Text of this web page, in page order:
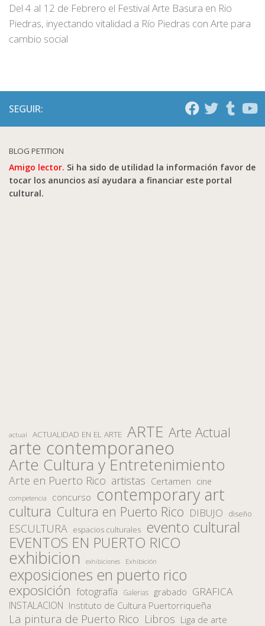
Del 4 al 12 de Febrero el Festival Arte Basura en Rio
Piedras, inyectando vitalidad a Río Piedras con Arte para
cambio social
SEGUIR:
BLOG PETITION
Amigo lector. Si ha sido de utilidad la información favor de
tocar los anuncios así ayudara a financiar este portal
cultural.
actual ACTUALIDAD EN EL ARTE ARTE Arte Actual
arte contemporaneo
Arte Cultura y Entretenimiento
Arte en Puerto Rico artistas Certamen cine
competencia concurso contemporary art
cultura Cultura en Puerto Rico DIBUJO diseño
ESCULTURA espacios culturales evento cultural
EVENTOS EN PUERTO RICO
exhibicion exhibiciones Exhibición
exposiciones en puerto rico
exposición fotografía Galerias grabado GRAFICA
INSTALACION Instituto de Cultura Puertorriqueña
La pintura de Puerto Rico Libros Liga de arte